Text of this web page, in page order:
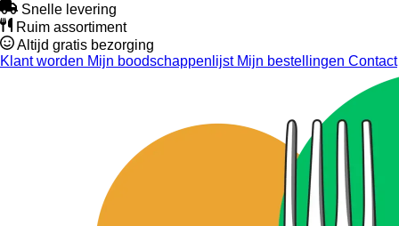
Snelle levering
Ruim assortiment
Altijd gratis bezorging
Klant worden Mijn boodschappenlijstMijn bestellingen Contact